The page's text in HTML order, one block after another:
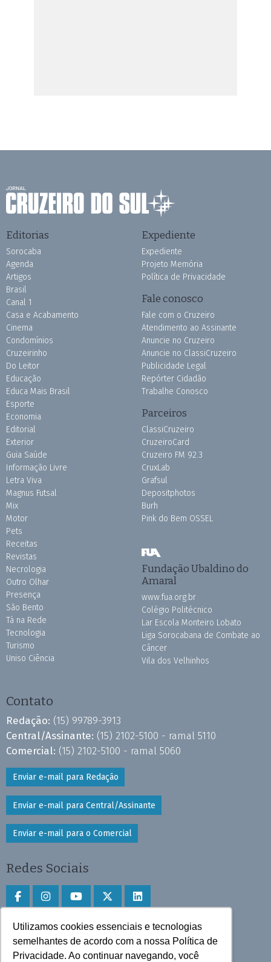
Utilizamos cookies essenciais e tecnologias
semelhantes de acordo com a nossa Política de
Privacidade. Ao continuar navegando, você
Editorias
Sorocaba
Agenda
Artigos
Brasil
Canal 1
Casa e Acabamento
Cinema
Condomínios
Cruzeirinho
Do Leitor
Educação
Educa Mais Brasil
Esporte
Economia
Editorial
Exterior
Guia Saúde
Informação Livre
Letra Viva
Magnus Futsal
Mix
Motor
Pets
Receitas
Revistas
Necrologia
Outro Olhar
Presença
São Bento
Tá na Rede
Tecnologia
Turismo
Uniso Ciência
Expediente
Expediente
Projeto Memória
Política de Privacidade
Fale conosco
Fale com o Cruzeiro
Atendimento ao Assinante
Anuncie no Cruzeiro
Anuncie no ClassiCruzeiro
Publicidade Legal
Repórter Cidadão
Trabalhe Conosco
Parceiros
ClassiCruzeiro
CruzeiroCard
Cruzeiro FM 92.3
CruxLab
Grafsul
Depositphotos
Burh
Pink do Bem OSSEL
Fundação Ubaldino do
Amaral
www.fua.org.br
Colégio Politécnico
Lar Escola Monteiro Lobato
Liga Sorocabana de Combate ao
Câncer
Vila dos Velhinhos
Contato
Redação: (15) 99789-3913
Central/Assinante: (15) 2102-5100 - ramal 5110
Comercial: (15) 2102-5100 - ramal 5060
Enviar e-mail para Redação
Enviar e-mail para Central/Assinante
Enviar e-mail para o Comercial
Redes Sociais
Faça download do aplicativo
Play Store e App Store